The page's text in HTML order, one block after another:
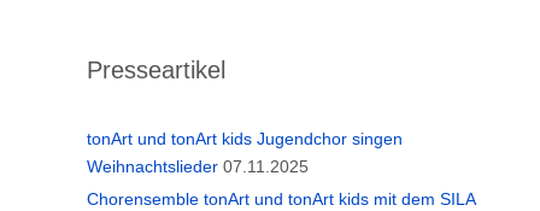
Presseartikel
tonArt und tonArt kids Jugendchor singen
Weihnachtslieder 07.11.2025
Chorensemble tonArt und tonArt kids mit dem SILA